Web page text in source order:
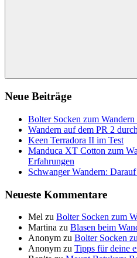
Suchen
Neue Beiträge
Bolter Socken zum Wandern
Wandern auf dem PR 2
Keen Terradora II im Test
Manduca XT Cotton zum
Erfahrungen
Schwanger Wandern:
Neueste Kommentare
Mel zu Bolter Socken zum
Martina zu Blasen beim
Anonym zu Bolter Socken
Anonym zu Tipps für deine